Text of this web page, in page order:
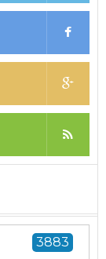
3883